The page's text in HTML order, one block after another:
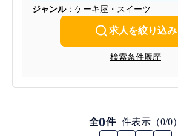
ジャンル：ケーキ屋・スイーツ
求人を絞り込み
検索条件履歴
全0件 件表示（0/0）